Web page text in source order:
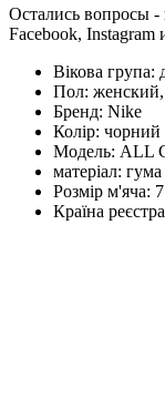
Остались вопросы
Facebook,
Вікова група:
Пол:
Бренд: Nike
Колір: чорний
Модель: ALL
матеріал: гума
Розмір м'яча: 7
Країна